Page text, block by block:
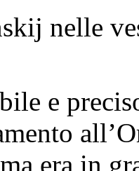
nelle
e
era in